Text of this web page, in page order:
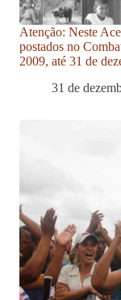
Atenção: Neste
postados no
2009, até 31 de
31 de